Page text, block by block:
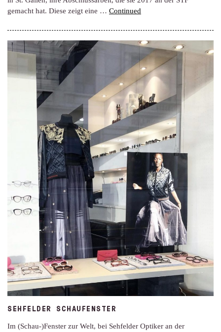
gemacht hat. Diese zeigt eine … Continued
SEHFELDER SCHAUFENSTER
Im (Schau-)Fenster zur Welt, bei Sehfelder Optiker an der